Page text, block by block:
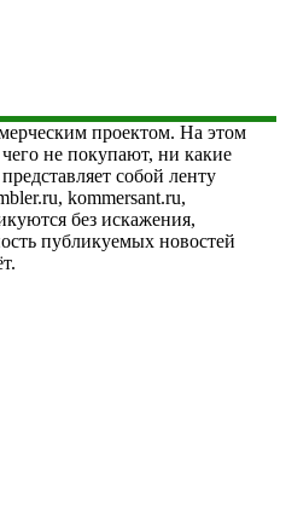
проектом. На этом
не покупают, ни какие
собой ленту
kommersant.ru,
без искажения,
публикуемых новостей